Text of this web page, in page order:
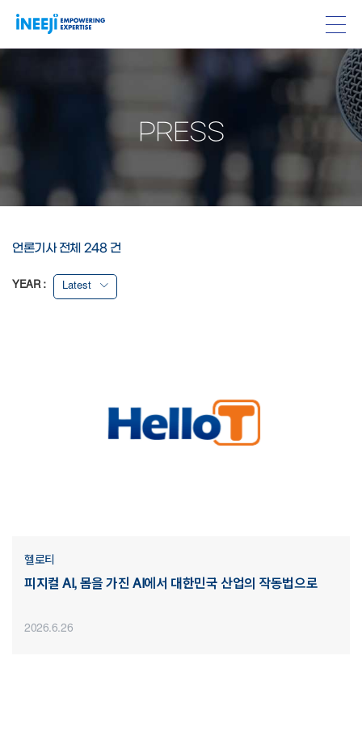
PRESS
언론기사 전체 248 건
YEAR : Latest
헬로티
피지컬 AI, 몸을 가진 AI에서 대한민국 산업의 작동법으로
2026.6.26